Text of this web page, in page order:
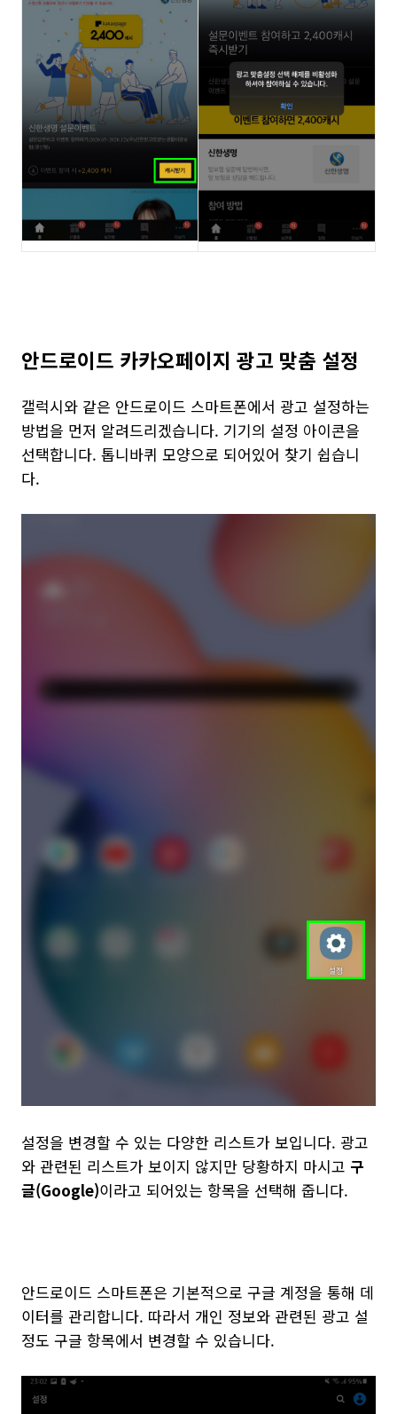
안드로이드 카카오페이지 광고 맞춤 설정
갤럭시와 같은 안드로이드 스마트폰에서 광고 설정하는
방법을 먼저 알려드리겠습니다. 기기의 설정 아이콘을
선택합니다. 톱니바퀴 모양으로 되어있어 찾기 쉽습니
다.
설정을 변경할 수 있는 다양한 리스트가 보입니다. 광고
와 관련된 리스트가 보이지 않지만 당황하지 마시고 구
글(Google)이라고 되어있는 항목을 선택해 줍니다.
안드로이드 스마트폰은 기본적으로 구글 계정을 통해 데
이터를 관리합니다. 따라서 개인 정보와 관련된 광고 설
정도 구글 항목에서 변경할 수 있습니다.